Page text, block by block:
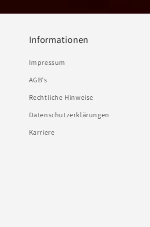
Informationen
Impressum
AGB's
Rechtliche Hinweise
Datenschutzerklärungen
Karriere